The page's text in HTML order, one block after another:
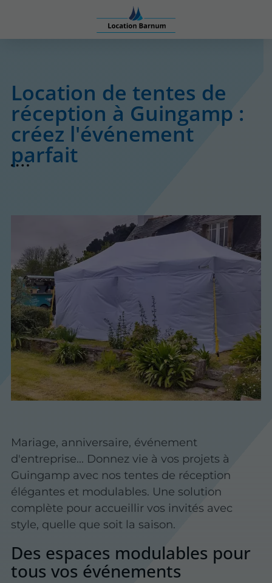
Location de tentes de
réception à Guingamp :
créez l'événement
parfait
Mariage, anniversaire, événement
d'entreprise... Donnez vie à vos projets à
Guingamp avec nos tentes de réception
élégantes et modulables. Une solution
complète pour accueillir vos invités avec
style, quelle que soit la saison.
Des espaces modulables pour
tous vos événements